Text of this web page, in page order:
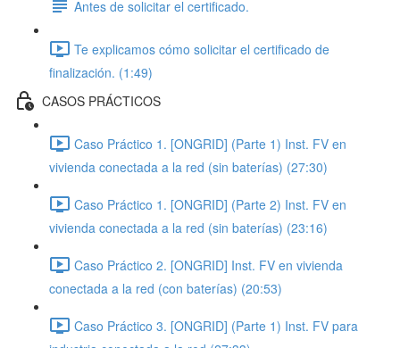
Antes de solicitar el certificado.
Te explicamos cómo solicitar el certificado de
finalización. (1:49)
CASOS PRÁCTICOS
Caso Práctico 1. [ONGRID] (Parte 1) Inst. FV en
vivienda conectada a la red (sin baterías) (27:30)
Caso Práctico 1. [ONGRID] (Parte 2) Inst. FV en
vivienda conectada a la red (sin baterías) (23:16)
Caso Práctico 2. [ONGRID] Inst. FV en vivienda
conectada a la red (con baterías) (20:53)
Caso Práctico 3. [ONGRID] (Parte 1) Inst. FV para